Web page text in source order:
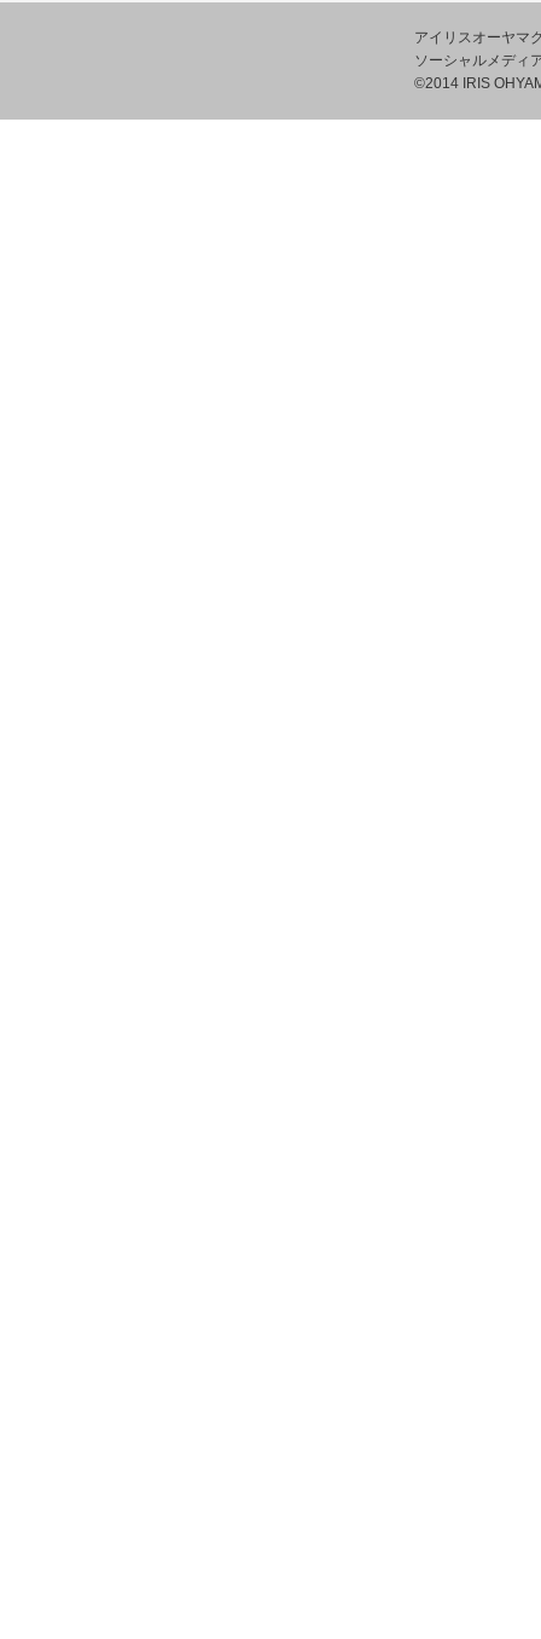
アイリスオーヤマ
ソーシャルメディ
©2014 IRIS